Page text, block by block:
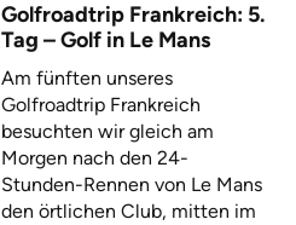
Golfroadtrip Frankreich: 5.
Tag – Golf in Le Mans
Am fünften unseres
Golfroadtrip Frankreich
besuchten wir gleich am
Morgen nach den 24-
Stunden-Rennen von Le Mans
den örtlichen Club, mitten im